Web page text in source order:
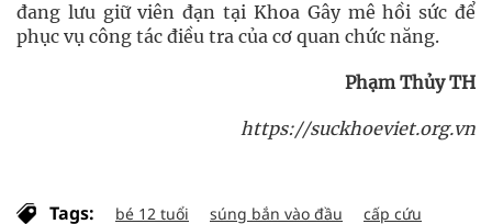
đang lưu giữ viên đạn tại Khoa Gây mê hồi sức để
phục vụ công tác điều tra của cơ quan chức năng.
Phạm Thủy TH
https://suckhoeviet.org.vn
Tags: bé 12 tuổi súng bắn vào đầu cấp cứu